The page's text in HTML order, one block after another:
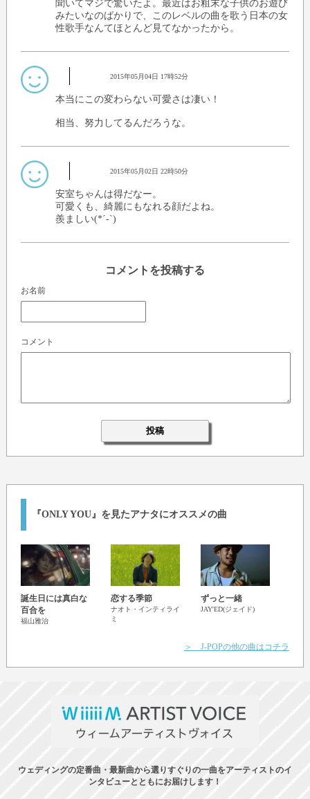
聞いてマジで驚いたよ。最近はお粗末な子供のお遊び
みたいなのばかりで、このレベルの曲を歌う日本の女
性歌手なんてほとんど見てなかったから。
2015年05月04日 17時52分
本当にこの変わらない可愛さは凄い！
相当、努力してるんだろうな。
2015年05月02日 22時50分
安室ちゃんは得だなー。
可愛くも、綺麗にもなれる顔だよね。
羨ましい(*´-`)
コメントを投稿する
お名前
コメント
『ONLY YOU』を見たアナタにオススメの曲
誕生日には真白な
百合を
福山雅治
恋する季節
ナオト・インティライ
ミ
ずっと一緒
JAY'ED(ジェイド)
＞ J-POPの他の曲はコチラ
ウェディングの定番曲・最新曲から選りすぐりの一曲をアーティストのイ
ンタビューとともにお届けします！